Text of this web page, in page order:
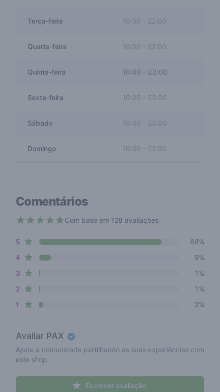
Terça-feira 10:00 22:00
Quarta-feira 10:00 - 22:00
Quinta-feira 10:00 - 22:00
Sexta-feira 10:00 - 23:00
Sábado 10:00 23:00
Domingo 10:00 - 22:00
Comentários
Com base em 128 avaliações
Review data
5 star reviews
88%
4star reviews
9%
3 star reviews
1%
2 star reviews
1%
1 star reviews 2%
Avaliar PAX
Ajude a comunidade partilhando as suas experiências com
este shop.
Escrever avaliação